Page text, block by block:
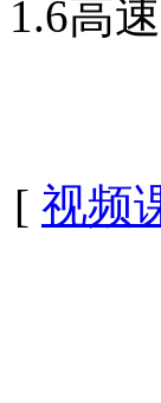
1.6高
[ 视频